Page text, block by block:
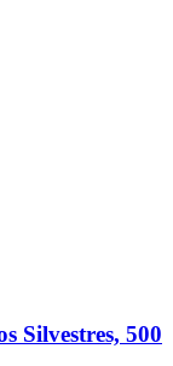
Silvestres, 500